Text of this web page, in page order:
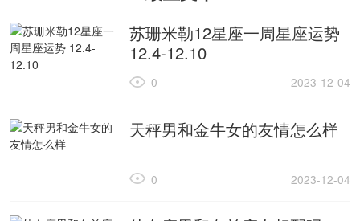
苏珊米勒12星座一周星座运势
12.4-12.10
2023-12-04
0
天秤男和金牛女的友情怎么样
2023-12-04
0